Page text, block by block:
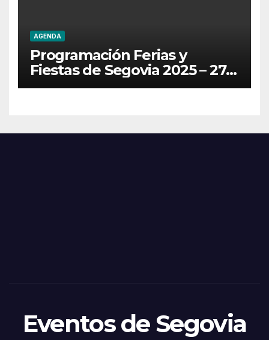
AGENDA
Programación Ferias y
Fiestas de Segovia 2025 – 27
de Junio
Eventos de Segovia